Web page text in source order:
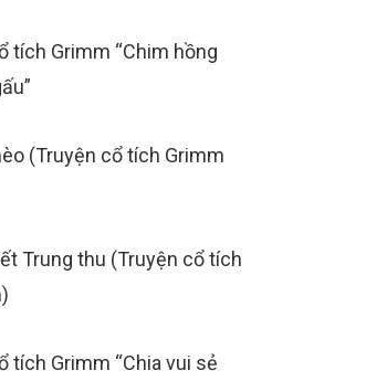
tích Grimm “Chim hồng
(Truyện cổ tích Grimm
Trung thu (Truyện cổ tích
tích Grimm “Chia vui sẻ